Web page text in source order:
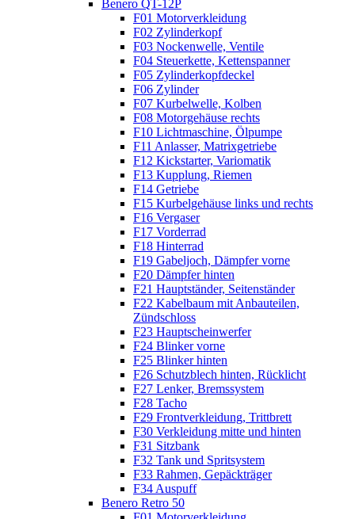
Benero QT-12P
F01 Motorverkleidung
F02 Zylinderkopf
F03 Nockenwelle, Ventile
F04 Steuerkette, Kettenspanner
F05 Zylinderkopfdeckel
F06 Zylinder
F07 Kurbelwelle, Kolben
F08 Motorgehäuse rechts
F10 Lichtmaschine, Ölpumpe
F11 Anlasser, Matrixgetriebe
F12 Kickstarter, Variomatik
F13 Kupplung, Riemen
F14 Getriebe
F15 Kurbelgehäuse links und rechts
F16 Vergaser
F17 Vorderrad
F18 Hinterrad
F19 Gabeljoch, Dämpfer vorne
F20 Dämpfer hinten
F21 Hauptständer, Seitenständer
F22 Kabelbaum mit Anbauteilen,
Zündschloss
F23 Hauptscheinwerfer
F24 Blinker vorne
F25 Blinker hinten
F26 Schutzblech hinten, Rücklicht
F27 Lenker, Bremssystem
F28 Tacho
F29 Frontverkleidung, Trittbrett
F30 Verkleidung mitte und hinten
F31 Sitzbank
F32 Tank und Spritsystem
F33 Rahmen, Gepäckträger
F34 Auspuff
Benero Retro 50